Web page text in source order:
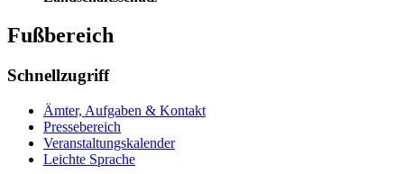
Fußbereich
Schnellzugriff
Ämter, Aufgaben & Kontakt
Pressebereich
Veranstaltungskalender
Leichte Sprache